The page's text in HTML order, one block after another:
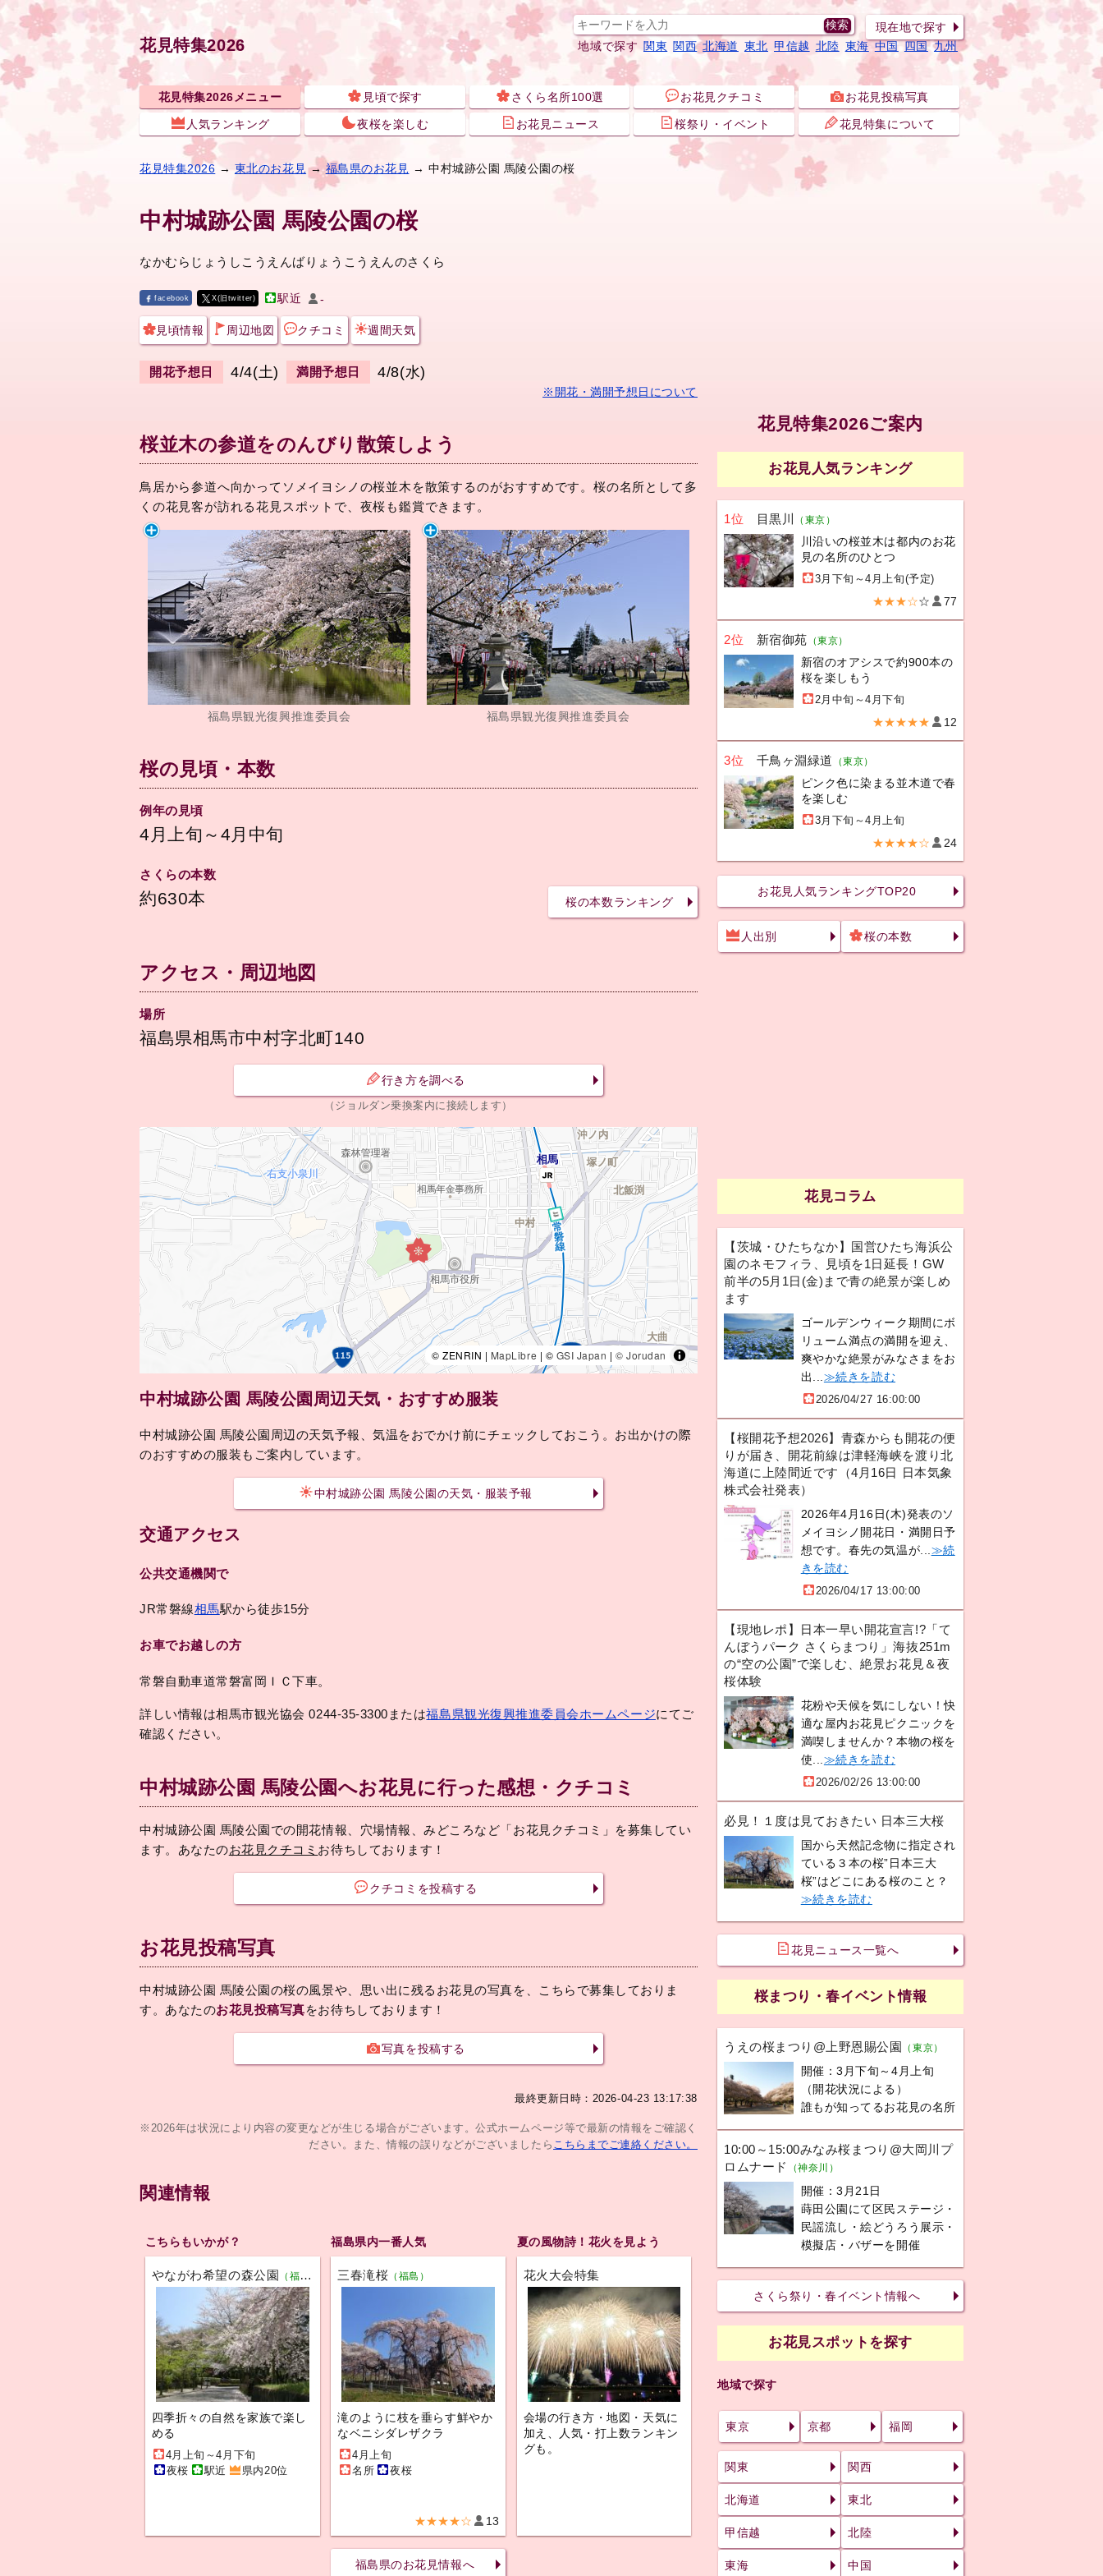
花見特集2026
現在地で探す
地域で探す 関東 関西 北海道 東北 甲信越 北陸 東海 中国 四国 九州
花見特集2026メニュー 見頃で探す さくら名所100選 お花見クチコミ お花見投稿写真
人気ランキング 夜桜を楽しむ お花見ニュース 桜祭り・イベント 花見特集について
花見特集2026 → 東北のお花見 →福島県のお花見 → 中村城跡公園 馬陵公園の桜
中村城跡公園 馬陵公園の桜
なかむらじょうしこうえんばりょうこうえんのさくら
facebook X(旧twitter) 駅近 -
見頃情報 周辺地図 クチコミ 週間天気
開花予想日 4/4(土) 満開予想日 4/8(水)
※開花・満開予想日について
桜並木の参道をのんびり散策しよう
鳥居から参道へ向かってソメイヨシノの桜並木を散策するのがおすすめです。桜の名所として多
くの花見客が訪れる花見スポットで、夜桜も鑑賞できます。
福島県観光復興推進委員会 福島県観光復興推進委員会
桜の見頃・本数
例年の見頃
4月上旬～4月中旬
さくらの本数
約630本 桜の本数ランキング
アクセス・周辺地図
場所
福島県相馬市中村字北町140
行き方を調べる
（ジョルダン乗換案内に接続します）
© ZENRIN | MapLibre | © GSI Japan |© Jorudan
中村城跡公園 馬陵公園周辺天気・おすすめ服装
中村城跡公園 馬陵公園周辺の天気予報、気温をおでかけ前にチェックしておこう。お出かけの際
のおすすめの服装もご案内しています。
中村城跡公園 馬陵公園の天気・服装予報
交通アクセス
公共交通機関で
JR常磐線相馬駅から徒歩15分
お車でお越しの方
常磐自動車道常磐富岡ＩＣ下車。
詳しい情報は相馬市観光協会 0244-35-3300または福島県観光復興推進委員会ホームページにてご
確認ください。
中村城跡公園 馬陵公園へお花見に行った感想・クチコミ
中村城跡公園 馬陵公園での開花情報、穴場情報、みどころなど「お花見クチコミ」を募集してい
ます。あなたのお花見クチコミ お待ちしております！
クチコミを投稿する
お花見投稿写真
中村城跡公園 馬陵公園の桜の風景や、思い出に残るお花見の写真を、こちらで募集しておりま
す。あなたのお花見投稿写真をお待ちしております！
写真を投稿する
最終更新日時：2026-04-23 13:17:38
※2026年は状況により内容の変更などが生じる場合がございます。公式ホームページ等で最新の情報をご確認く
ださい。また、情報の誤りなどがございましたら こちらまでご連絡ください。
関連情報
こちらもいかが？
やながわ希望の森公園 （福島）
四季折々の自然を家族で楽し
める
4月上旬～4月下旬
夜桜
駅近 県内20位
福島県内一番人気
三春滝桜 （福島）
滝のように枝を垂らす鮮やか
なベニシダレザクラ
4月上旬
名所
夜桜
★★★★☆ 13
福島県のお花見情報へ
夏の風物詩！花火を見よう
花火大会特集
会場の行き方・地図・天気に
加え、人気・打上数ランキン
グも。
花見特集2026ご案内
お花見人気ランキング
1位 目黒川 （東京）
川沿いの桜並木は都内のお花
見の名所のひとつ
3月下旬～4月上旬(予定)
★★★☆☆ 77
2位 新宿御苑 （東京）
新宿のオアシスで約900本の
桜を楽しもう
2月中旬～4月下旬
★★★★★ 12
3位 千鳥ヶ淵緑道 （東京）
ピンク色に染まる並木道で春
を楽しむ
3月下旬～4月上旬
★★★★☆ 24
お花見人気ランキングTOP20
人出別 桜の本数
花見コラム
【茨城・ひたちなか】国営ひたち海浜公
園のネモフィラ、見頃を1日延長！GW
前半の5月1日(金)まで青の絶景が楽しめ
ます
ゴールデンウィーク期間にボ
リューム満点の満開を迎え、
爽やかな絶景がみなさまをお
出... ≫続きを読む
2026/04/27 16:00:00
【桜開花予想2026】青森からも開花の便
りが届き、開花前線は津軽海峡を渡り北
海道に上陸間近です（4月16日 日本気象
株式会社発表）
2026年4月16日(木)発表のソ
メイヨシノ開花日・満開日予
想です。春先の気温が... ≫続
きを読む
2026/04/17 13:00:00
【現地レポ】日本一早い開花宣言!?「て
んぼうパーク さくらまつり」海抜251m
の“空の公園”で楽しむ、絶景お花見＆夜
桜体験
花粉や天候を気にしない！快
適な屋内お花見ピクニックを
満喫しませんか？本物の桜を
使... ≫続きを読む
2026/02/26 13:00:00
必見！１度は見ておきたい 日本三大桜
国から天然記念物に指定され
ている３本の桜”日本三大
桜”はどこにある桜のこと？
≫続きを読む
花見ニュース一覧へ
桜まつり・春イベント情報
うえの桜まつり@上野恩賜公園 （東京）
開催：3月下旬～4月上旬
（開花状況による）
誰もが知ってるお花見の名所
10:00～15:00みなみ桜まつり@大岡川プ
ロムナード
（神奈川）
開催：3月21日
蒔田公園にて区民ステージ・
民謡流し・絵どうろう展示・
模擬店・バザーを開催
さくら祭り・春イベント情報へ
お花見スポットを探す
地域で探す
東京 京都 福岡
関東 関西
北海道 東北
甲信越 北陸
東海 中国